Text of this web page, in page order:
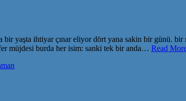
yaşta ihtiyar çınar eliyor dört yana sakin bir günü.
müjdesi burda her isim: sanki tek bir anda… Read